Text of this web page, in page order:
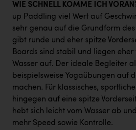
TGW Logistics
TRAILOMAT & Cycling Austria
VERITAS
Vier Diamanten
Vorlagenportal
Wir besiegen Krebs
Wirtschaftskammer OÖ
WIE SCHNELL KOMME ICH
up Paddling viel Wert auf
sehr genau auf die Grundform des
gibt runde und eher spitze
Boards sind stabil und liegen
Wasser auf. Der ideale Begleiter
beispielsweise Yogaübungen auf
machen. Für klassisches,
hingegen auf eine spitze
hebt sich leicht vom Wasser ab
mehr Speed sowie Kontrolle.